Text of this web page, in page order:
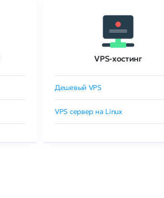
VPS-хостинг
Дешевый VPS
VPS сервер на Linux